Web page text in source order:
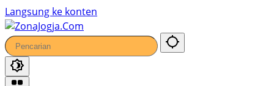
Langsung ke konten